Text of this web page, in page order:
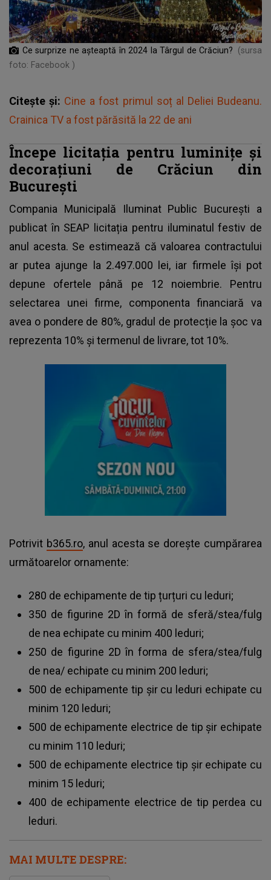
Ce surprize ne așteaptă în 2024 la Târgul de Crăciun?
(sursa
foto: Facebook )
Citește și: Cine a fost primul soț al Deliei Budeanu.
Crainica TV a fost părăsită la 22 de ani
Începe licitația pentru luminițe și
decorațiuni de Crăciun din
București
Compania Municipală Iluminat Public București a
publicat în SEAP licitația pentru iluminatul festiv de
anul acesta. Se estimează că valoarea contractului
ar putea ajunge la 2.497.000 lei, iar firmele își pot
depune ofertele până pe 12 noiembrie. Pentru
selectarea unei firme, componenta financiară va
avea o pondere de 80%, gradul de protecție la șoc va
reprezenta 10% și termenul de livrare, tot 10%.
Potrivit b365.ro, anul acesta se dorește cumpărarea
următoarelor ornamente:
280 de echipamente de tip țurțuri cu leduri;
350 de figurine 2D în formă de sferă/stea/fulg
de nea echipate cu minim 400 leduri;
250 de figurine 2D în forma de sfera/stea/fulg
de nea/ echipate cu minim 200 leduri;
500 de echipamente tip șir cu leduri echipate cu
minim 120 leduri;
500 de echipamente electrice de tip șir echipate
cu minim 110 leduri;
500 de echipamente electrice tip șir echipate cu
minim 15 leduri;
400 de echipamente electrice de tip perdea cu
leduri.
MAI MULTE DESPRE: